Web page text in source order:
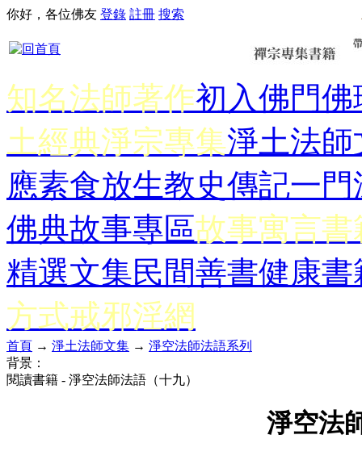
你好，各位佛友 登錄 註冊 搜索
知名法師著作初入佛門佛
土經典淨宗專集淨土法師
應素食放生教史傳記一門
佛典故事專區故事寓言書
精選文集民間善書健康書
方式戒邪淫網
首頁 → 淨土法師文集 → 淨空法師法語系列
背景：
閱讀書籍 - 淨空法師法語（十九）
淨空法